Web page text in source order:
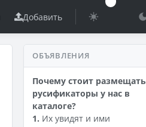
Добавить
ОБЪЯВЛЕНИЯ
Почему стоит размещать
русификаторы у нас в
каталоге?
1. Их увидят и ими